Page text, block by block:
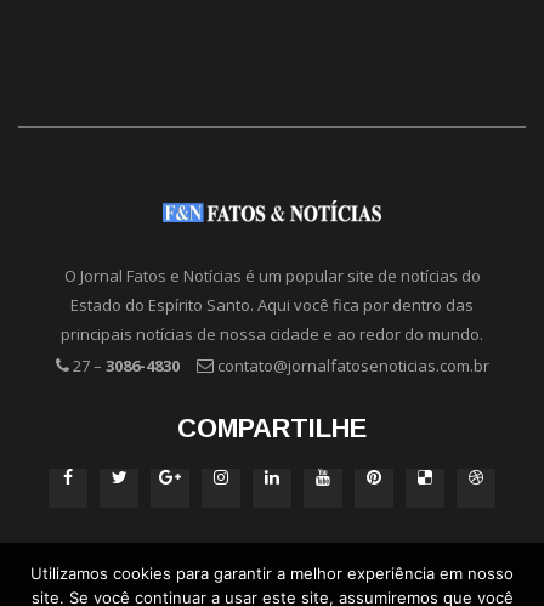
O Jornal Fatos e Notícias é um popular site de notícias do
Estado do Espírito Santo. Aqui você fica por dentro das
principais notícias de nossa cidade e ao redor do mundo.
27 – 3086-4830 contato@jornalfatosenoticias.com.br
COMPARTILHE
Utilizamos cookies para garantir a melhor experiência em nosso
site. Se você continuar a usar este site, assumiremos que você